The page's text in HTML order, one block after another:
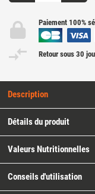
Paiement 100%
Retour sous 30
Description
Détails du produit
Valeurs Nutritionnelles
Conseils d'utilisation